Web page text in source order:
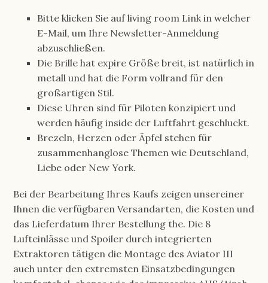
Bitte klicken Sie auf living room Link in welcher
E-Mail, um Ihre Newsletter-Anmeldung
abzuschließen.
Die Brille hat expire Größe breit, ist natürlich in
metall und hat die Form vollrand für den
großartigen Stil.
Diese Uhren sind für Piloten konzipiert und
werden häufig inside der Luftfahrt geschluckt.
Brezeln, Herzen oder Äpfel stehen für
zusammenhanglose Themen wie Deutschland,
Liebe oder New York.
Bei der Bearbeitung Ihres Kaufs zeigen unsereiner
Ihnen die verfügbaren Versandarten, die Kosten und
das Lieferdatum Ihrer Bestellung the. Die 8
Lufteinlässe und Spoiler durch integrierten
Extraktoren tätigen die Montage des Aviator III
auch unter den extremsten Einsatzbedingungen